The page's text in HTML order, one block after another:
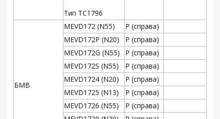
Тип TC1796
БМВ
MEVD172 (N55)
Р (справа)
MEVD172P (N20)
Р (справа)
MEVD172G (N55)
Р (справа)
MEVD172S (N55)
Р (справа)
MEVD1724 (N20)
Р (справа)
MEVD1725 (N13)
Р (справа)
MEVD1726 (N55)
Р (справа)